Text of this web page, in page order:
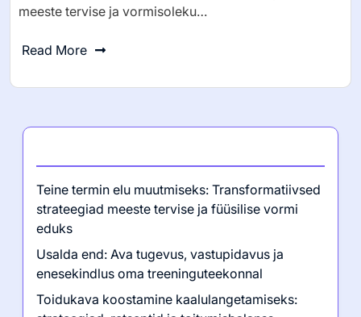
meeste tervise ja vormisoleku…
Read More
Teine termin elu muutmiseks: Transformatiivsed
strateegiad meeste tervise ja füüsilise vormi
eduks
Usalda end: Ava tugevus, vastupidavus ja
enesekindlus oma treeninguteekonnal
Toidukava koostamine kaalulangetamiseks: